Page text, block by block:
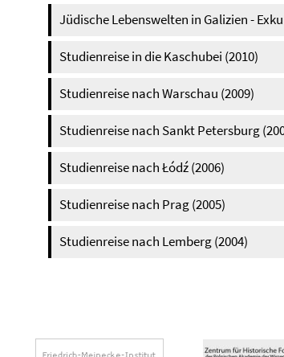
Jüdische Lebenswelten in Galizien -
Studienreise in die Kaschubei (2010)
Studienreise nach Warschau (2009)
Studienreise nach Sankt Petersburg
Studienreise nach Łódź (2006)
Studienreise nach Prag (2005)
Studienreise nach Lemberg (2004)